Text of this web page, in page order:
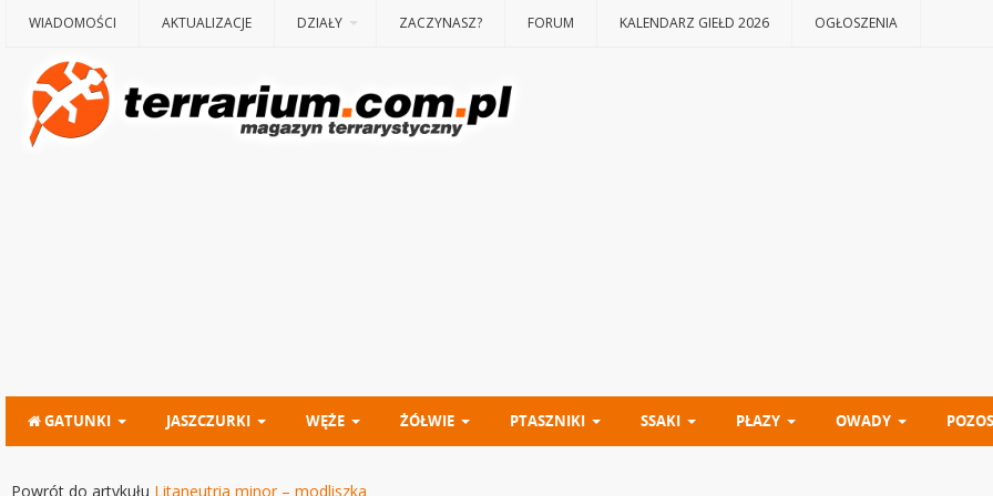
WIADOMOŚCI AKTUALIZACJE DZIAŁY ZACZYNASZ? FORUM KALENDARZ GIEŁD 2026 OGŁOSZENIA
GATUNKI JASZCZURKI WĘŻE ŻÓŁWIE PTASZNIKI SSAKI PŁAZY OWADY
Powrót do artykułu Litaneutria minor – modliszka